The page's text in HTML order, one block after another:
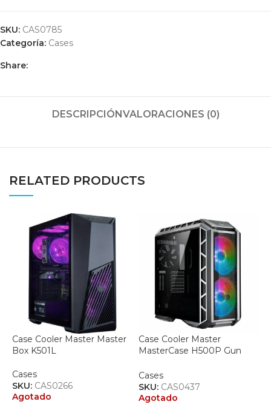
SKU: CAS0785
Categoría: Cases
Share:
DESCRIPCIÓN VALORACIONES (0)
RELATED PRODUCTS
Case Cooler Master Master
Box K501L
Cases
SKU: CAS0266
Agotado
Case Cooler Master
MasterCase H500P Gun
Cases
SKU: CAS0437
Agotado